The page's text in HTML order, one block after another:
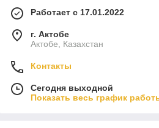
Работает с 17.01.2022
г. Актобе
Актобе, Казахстан
Контакты
Сегодня выходной
Показать весь график